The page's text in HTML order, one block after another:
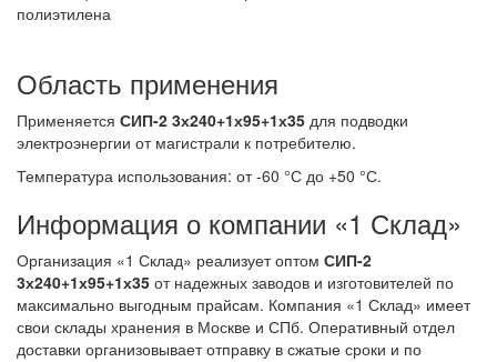
полиэтилена
Область применения
Применяется СИП-2 3х240+1х95+1х35 для подводки
электроэнергии от магистрали к потребителю.
Температура использования: от -60 °С до +50 °С.
Информация о компании «1 Склад»
Организация «1 Склад» реализует оптом СИП-2
3х240+1х95+1х35 от надежных заводов и изготовителей по
максимально выгодным прайсам. Компания «1 Склад» имеет
свои склады хранения в Москве и СПб. Оперативный отдел
доставки организовывает отправку в сжатые сроки и по